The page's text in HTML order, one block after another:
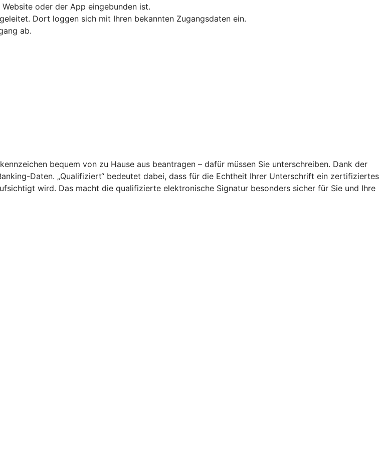
oder der App eingebunden ist.
Dort loggen sich mit Ihren bekannten Zugangsdaten ein.
ab.
bequem von zu Hause aus beantragen – dafür müssen Sie unterschreiben. Dank der
Daten. „Qualifiziert“ bedeutet dabei, dass für die Echtheit Ihrer Unterschrift ein zertifiziertes
wird. Das macht die qualifizierte elektronische Signatur besonders sicher für Sie und Ihre